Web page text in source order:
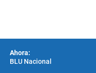
BLU Nacional